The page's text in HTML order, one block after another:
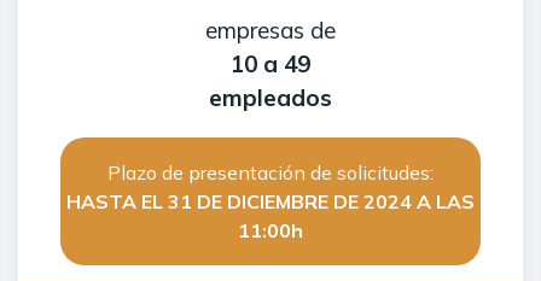
empresas de
10 a 49
empleados
Plazo de presentación de solicitudes:
HASTA EL 31 DE DICIEMBRE DE 2024 A LAS
11:00h